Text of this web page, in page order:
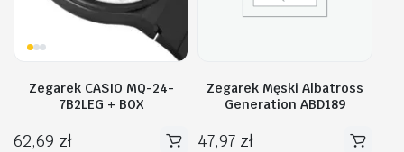
Zegarek CASIO MQ-24-
7B2LEG + BOX
62,69 zł
Zegarek Męski Albatross
Generation ABD189
47,97 zł